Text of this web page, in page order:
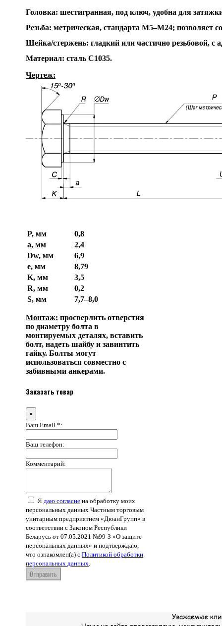
Головка: шестигранная, под ключ, удобна для
Резьба: метрическая, стандарта М5–М24; позволяет
Шейка/стержень: гладкий или частично резьбовой, с
Материал: сталь C1035.
Чертеж:
P, мм
0,8
a, мм
2,4
Dw, мм
6,9
e, мм
8,79
K, мм
3,5
R, мм
0,2
S, мм
7,7–8,0
Монтаж: просверлить отверстия
по диаметру болта в
монтируемых деталях, вставить
болт, надеть шайбу и завинтить
гайку. Болты могут
использоваться совместно с
забивными анкерами.
Заказать товар
×
Ваш Email *:
Ваш телефон:
Комментарий:
Я даю согласие на обработку моих
персональных данных Частным торговым
унитарным предприятием «ДюанГрупп» в
соответствии с Законом Республики
Беларусь от 07.05.2021 №99-З «О защите
персональных данных» и подтверждаю,
что ознакомлен(а) с Политикой обработки
персональных данных.
Отправить